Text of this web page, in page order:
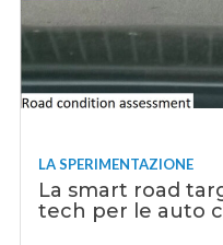
LA SPERIMENTAZIONE
La smart road
tech per le auto